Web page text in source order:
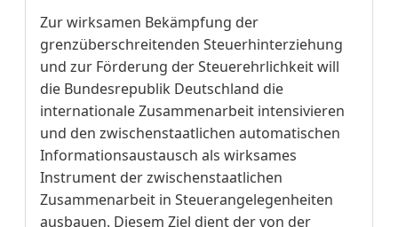
Zur wirksamen Bekämpfung der
grenzüberschreitenden Steuerhinterziehung
und zur Förderung der Steuerehrlichkeit will
die Bundesrepublik Deutschland die
internationale Zusammenarbeit intensivieren
und den zwischenstaatlichen automatischen
Informationsaustausch als wirksames
Instrument der zwischenstaatlichen
Zusammenarbeit in Steuerangelegenheiten
ausbauen. Diesem Ziel dient der von der